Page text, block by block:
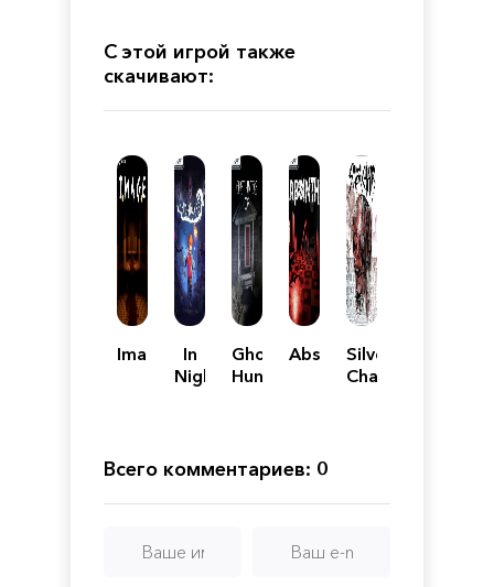
С этой игрой также
скачивают:
Image
In
Nightmare
Ghost
Hunters
AbsinthSilver
Chains
Всего комментариев: 0